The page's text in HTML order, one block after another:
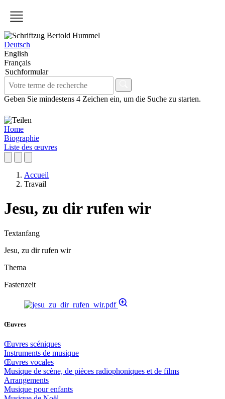
Deutsch
English
Français
Suchformular
Geben Sie mindestens 4 Zeichen ein, um die Suche zu starten.
Home
Biographie
Liste des œuvres
Accueil
Travail
Jesu, zu dir rufen wir
Textanfang
Jesu, zu dir rufen wir
Thema
Fastenzeit
Œuvres
Œuvres scéniques
Instruments de musique
Œuvres vocales
Musique de scène, de pièces radiophoniques et de films
Arrangements
Musique pour enfants